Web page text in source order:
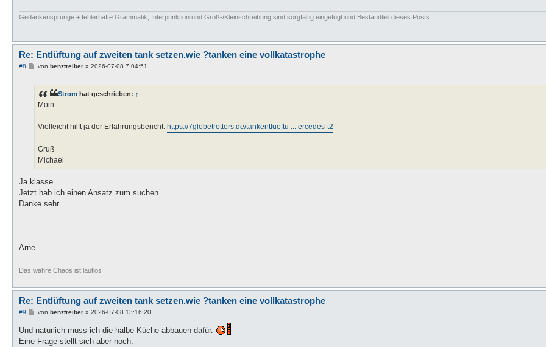
Gedankensprünge + fehlerhafte Grammatik, Interpunktion und Groß-/Kleinschreibung sind sorgfältig eingefügt und Bestandteil dieses Posts.
Re: Entlüftung auf zweiten tank setzen.wie ?tanken eine vollkatastrophe
#8
B
a
g
von benztreiber» 2026-07-08 7:04:51
Strom hat geschrieben: ↑
Moin.
Vielleicht hilft ja der Erfahrungsbericht: https://7globetrotters.de/tankentlueftu ... ercedes-t2
Gruß
Michael
Ja klasse
Jetzt hab ich einen Ansatz zum suchen
Danke sehr
Arne
Das wahre Chaos ist lautlos
Re: Entlüftung auf zweiten tank setzen.wie ?tanken eine vollkatastrophe
#9
B
t
von benztreiber» 2026-07-08 13:16:20
Und natürlich muss ich die halbe Küche abbauen dafür.
Eine Frage stellt sich aber noch.